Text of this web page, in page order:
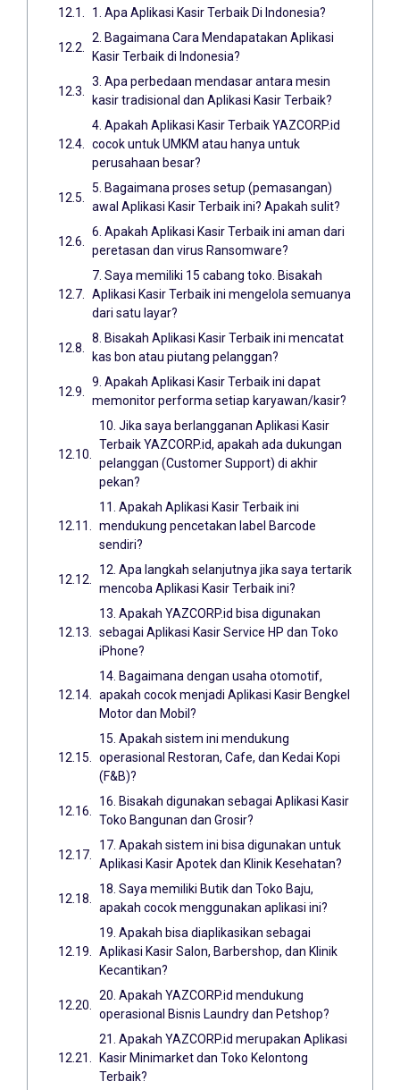
1. Apa Aplikasi Kasir Terbaik Di Indonesia?
2. Bagaimana Cara Mendapatakan Aplikasi
Kasir Terbaik di Indonesia?
3. Apa perbedaan mendasar antara mesin
kasir tradisional dan Aplikasi Kasir Terbaik?
4. Apakah Aplikasi Kasir Terbaik YAZCORP.id
cocok untuk UMKM atau hanya untuk
perusahaan besar?
5. Bagaimana proses setup (pemasangan)
awal Aplikasi Kasir Terbaik ini? Apakah sulit?
6. Apakah Aplikasi Kasir Terbaik ini aman dari
peretasan dan virus Ransomware?
7. Saya memiliki 15 cabang toko. Bisakah
Aplikasi Kasir Terbaik ini mengelola semuanya
dari satu layar?
8. Bisakah Aplikasi Kasir Terbaik ini mencatat
kas bon atau piutang pelanggan?
9. Apakah Aplikasi Kasir Terbaik ini dapat
memonitor performa setiap karyawan/kasir?
10. Jika saya berlangganan Aplikasi Kasir
Terbaik YAZCORP.id, apakah ada dukungan
pelanggan (Customer Support) di akhir
pekan?
11. Apakah Aplikasi Kasir Terbaik ini
mendukung pencetakan label Barcode
sendiri?
12. Apa langkah selanjutnya jika saya tertarik
mencoba Aplikasi Kasir Terbaik ini?
13. Apakah YAZCORP.id bisa digunakan
sebagai Aplikasi Kasir Service HP dan Toko
iPhone?
14. Bagaimana dengan usaha otomotif,
apakah cocok menjadi Aplikasi Kasir Bengkel
Motor dan Mobil?
15. Apakah sistem ini mendukung
operasional Restoran, Cafe, dan Kedai Kopi
(F&B)?
16. Bisakah digunakan sebagai Aplikasi Kasir
Toko Bangunan dan Grosir?
17. Apakah sistem ini bisa digunakan untuk
Aplikasi Kasir Apotek dan Klinik Kesehatan?
18. Saya memiliki Butik dan Toko Baju,
apakah cocok menggunakan aplikasi ini?
19. Apakah bisa diaplikasikan sebagai
Aplikasi Kasir Salon, Barbershop, dan Klinik
Kecantikan?
20. Apakah YAZCORP.id mendukung
operasional Bisnis Laundry dan Petshop?
21. Apakah YAZCORP.id merupakan Aplikasi
Kasir Minimarket dan Toko Kelontong
Terbaik?